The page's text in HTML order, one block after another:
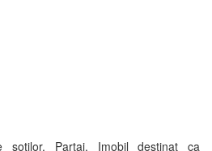
soţilor. Partaj. Imobil destinat ca